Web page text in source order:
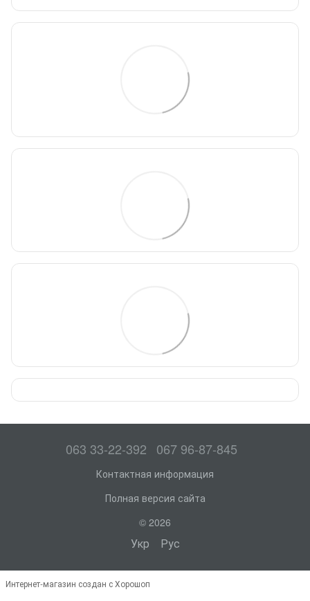
063 33-22-392 067 96-87-845
Контактная информация
Полная версия сайта
© 2026
Укр Рус
Интернет-магазин создан с Хорошоп